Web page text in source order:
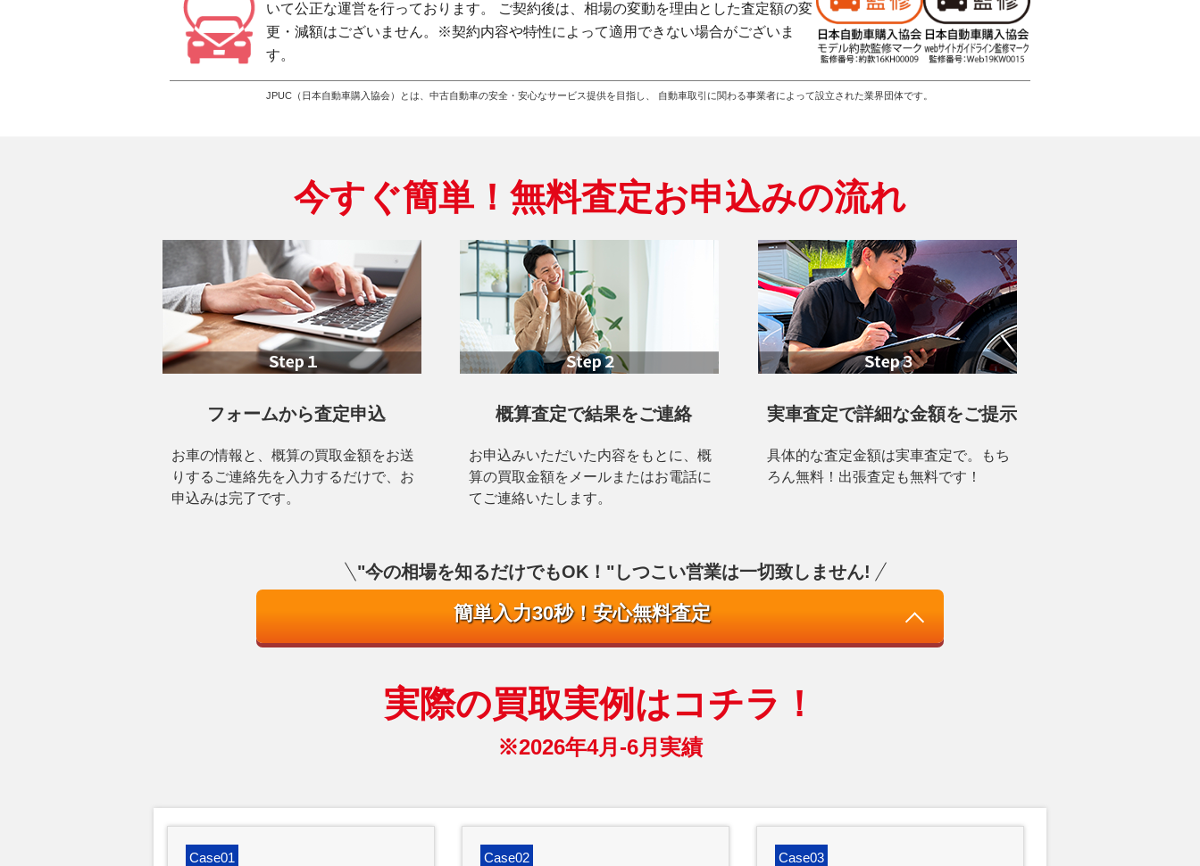
いて公正な運営を行っております。 ご契約後は、相場の変動を理由とした査定額の変
更・減額はございません。※契約内容や特性によって適用できない場合がございま
す。
JPUC（日本自動車購入協会）とは、中古自動車の安全・安心なサービス提供を目指し、 自動車取引に関わる事業者によって設立された業界団体です。
今すぐ簡単！ 無料査定お申込みの流れ
フォームから査定申込
お車の情報と、概算の買取金額をお送
りするご連絡先を入力するだけで、お
申込みは完了です。
概算査定で結果をご連絡
お申込みいただいた内容をもとに、概
算の買取金額をメールまたはお電話に
てご連絡いたします。
実車査定で詳細な金額をご提示
具体的な査定金額は実車査定で。もち
ろん無料！出張査定も無料です！
"今の相場を知るだけでもOK！"しつこい営業は一切致しません!
簡単入力30秒！安心無料査定
実際の買取実例はコチラ！
※2026年4月-6月実績
Case01 Case02 Case03